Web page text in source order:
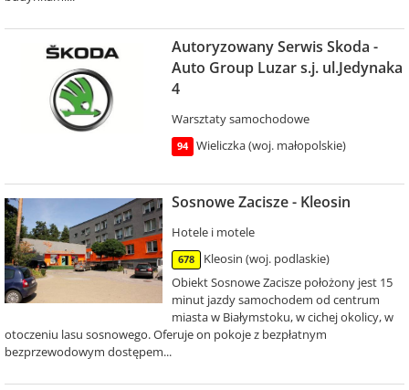
Autoryzowany Serwis Skoda -
Auto Group Luzar s.j. ul.Jedynaka
4
Warsztaty samochodowe
94 Wieliczka (woj. małopolskie)
Sosnowe Zacisze - Kleosin
Hotele i motele
678
Kleosin (woj. podlaskie)
Obiekt Sosnowe Zacisze położony jest 15
minut jazdy samochodem od centrum
miasta w Białymstoku, w cichej okolicy, w
otoczeniu lasu sosnowego. Oferuje on pokoje z bezpłatnym
bezprzewodowym dostępem...